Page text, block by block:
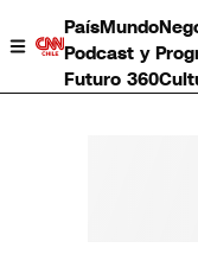
PaísMundo
Podcast y
Futuro 360